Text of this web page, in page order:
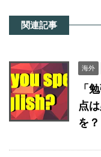
関連記事
海外
「
点
を？